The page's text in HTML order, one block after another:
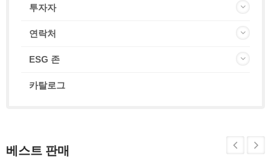
투자자
연락처
ESG 존
카탈로그
베스트 판매